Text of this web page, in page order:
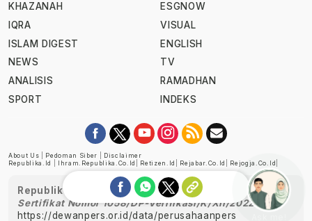
KHAZANAH
IQRA
ISLAM DIGEST
NEWS
ANALISIS
SPORT
ESGNOW
VISUAL
ENGLISH
TV
RAMADHAN
INDEKS
About Us Pedoman Siber
Disclaimer
Republika.id
Ihram.republika.co.id Retizen.id Rejabar.co.id Rejogja.co.id
Republika telah diverifikasi oleh Dewan Pers
Sertifikat Nomor 1058/DP-Verifikasi/K/XII/2022
https://dewanpers.or.id/data/perusahaanpers